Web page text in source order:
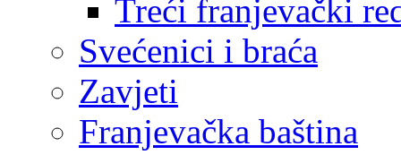
Treći franjevački
Svećenici i braća
Zavjeti
Franjevačka baština